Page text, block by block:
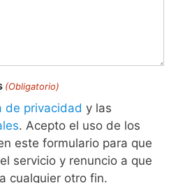
(Obligatorio)
de privacidad y las
. Acepto el uso de los
este formulario para que
servicio y renuncio a que
cualquier otro fin.